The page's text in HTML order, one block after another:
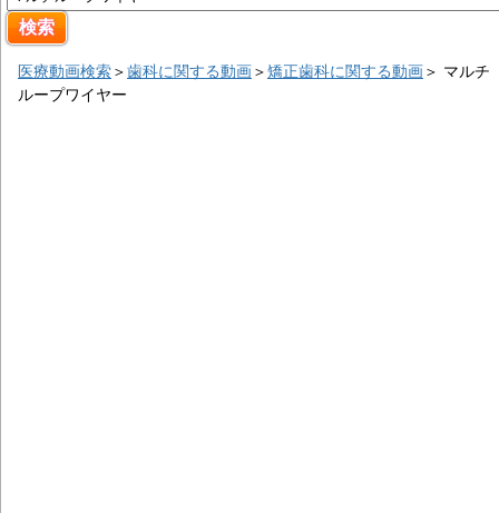
医療動画検索＞歯科に関する動画＞矯正歯科に関する動画＞ マルチ
ループワイヤー